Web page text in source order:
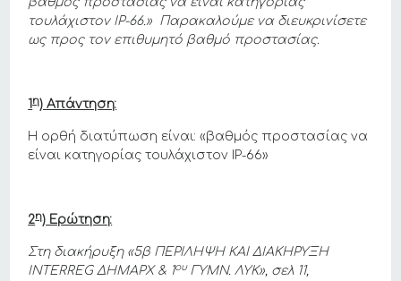
τουλάχιστον IP-66.» Παρακαλούμε να διευκρινίσετε
ως προς τον επιθυμητό βαθμό προστασίας.
1η) Απάντηση:
Η ορθή διατύπωση είναι: «βαθμός προστασίας να
είναι κατηγορίας τουλάχιστον ΙΡ-66»
2η) Ερώτηση:
Στη διακήρυξη «5β ΠΕΡΙΛΗΨΗ ΚΑΙ ΔΙΑΚΗΡΥΞΗ
INTERREGΔΗΜΑΡΧ & 1ουΓΥΜΝ. ΛΥΚ», σελ 11,